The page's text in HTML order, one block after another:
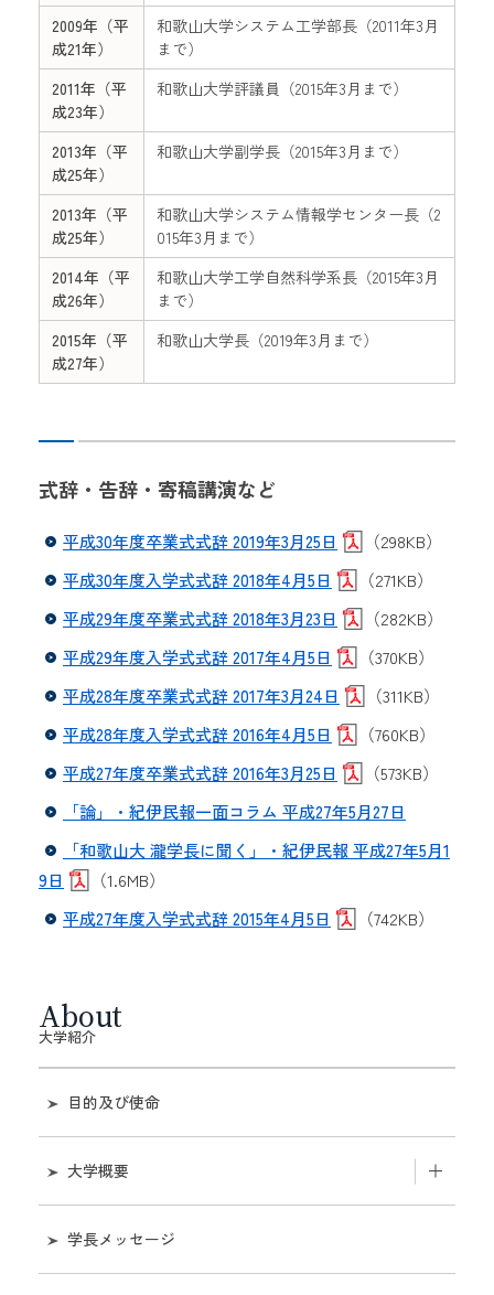
2009年（平
成21年）
和歌山大学システム工学部長（2011年3月
まで）
2011年（平
成23年）
和歌山大学評議員（2015年3月まで）
2013年（平
成25年）
和歌山大学副学長（2015年3月まで）
2013年（平
成25年）
和歌山大学システム情報学センター長（2
015年3月まで）
2014年（平
成26年）
和歌山大学工学自然科学系長（2015年3月
まで）
2015年（平
成27年）
和歌山大学長（2019年3月まで）
式辞・告辞・寄稿講演など
平成30年度卒業式式辞 2019年3月25日
（298KB）
平成30年度入学式式辞 2018年4月5日
（271KB）
平成29年度卒業式式辞 2018年3月23日
（282KB）
平成29年度入学式式辞 2017年4月5日
（370KB）
平成28年度卒業式式辞 2017年3月24日
（311KB）
平成28年度入学式式辞 2016年4月5日
（760KB）
平成27年度卒業式式辞 2016年3月25日
（573KB）
「論」・紀伊民報一面コラム 平成27年5月27日
「和歌山大 瀧学長に聞く」・紀伊民報 平成27年5月1
9日
（1.6MB）
平成27年度入学式式辞 2015年4月5日
（742KB）
About
大学紹介
目的及び使命
大学概要
和歌山大学のあゆみ
学長メッセージ